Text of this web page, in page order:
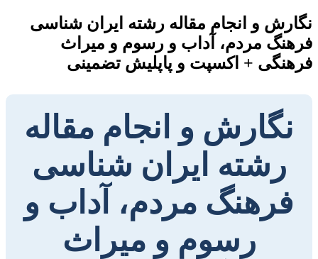
نگارش و انجام مقاله رشته ایران شناسی
فرهنگ مردم، آداب و رسوم و میراث
فرهنگی + اکسپت و پاپلیش تضمینی
نگارش و انجام مقاله
رشته ایران شناسی
فرهنگ مردم، آداب و
رسوم و میراث